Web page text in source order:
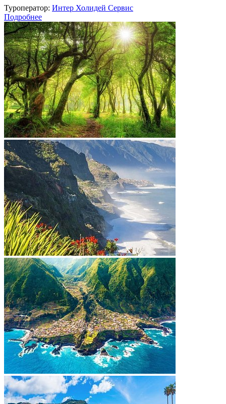
Туроператор: Интер Холидей Сервис
Подробнее